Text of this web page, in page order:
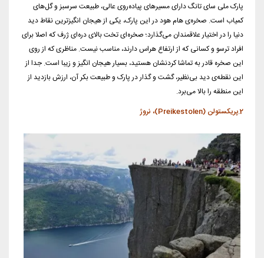
پارک ملی سای تانگ دارای مسیر‌های پیاده‌روی عالی، طبیعت سرسبز و گل‌های
کمیاب است. صخره‌ی هام هود در این پارک، یکی از هیجان‌ انگیزترین نقاط دید
دنیا را در اختیار علاقمندان می‌گذارد؛ صخره‌ای تخت بالای دره‌ای ژرف که اصلا برای
افراد ترسو و کسانی که از ارتفاع هراس دارند، مناسب نیست. مناظری که از روی
این صخره قادر به تماشا کردنشان هستید، بسیار هیجان انگیز و زیبا است. جدا از
این نقطه‌ی دید بی‌نظیر، گشت و گذار در پارک و طبیعت بکر آن، ارزش بازدید از
این منطقه را بالا می‌برد.
2.پریکستولن (Preikestolen)، نروژ